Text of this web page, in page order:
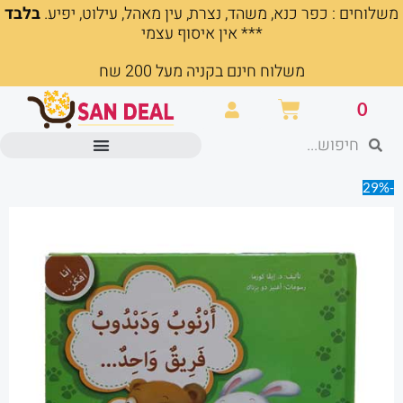
דילוג
משלוחים : כפר כנא, משהד, נצרת, עין מאהל, עילוט, יפיע.בלבד
*** אין איסוף עצמי
משלוח חינם בקניה מעל 200 שח
0 עגלת
קניות חיפושחיפוש
-29%